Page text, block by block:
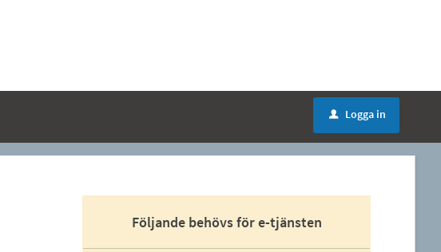
u Logga in
Följande behövs för e-tjänsten